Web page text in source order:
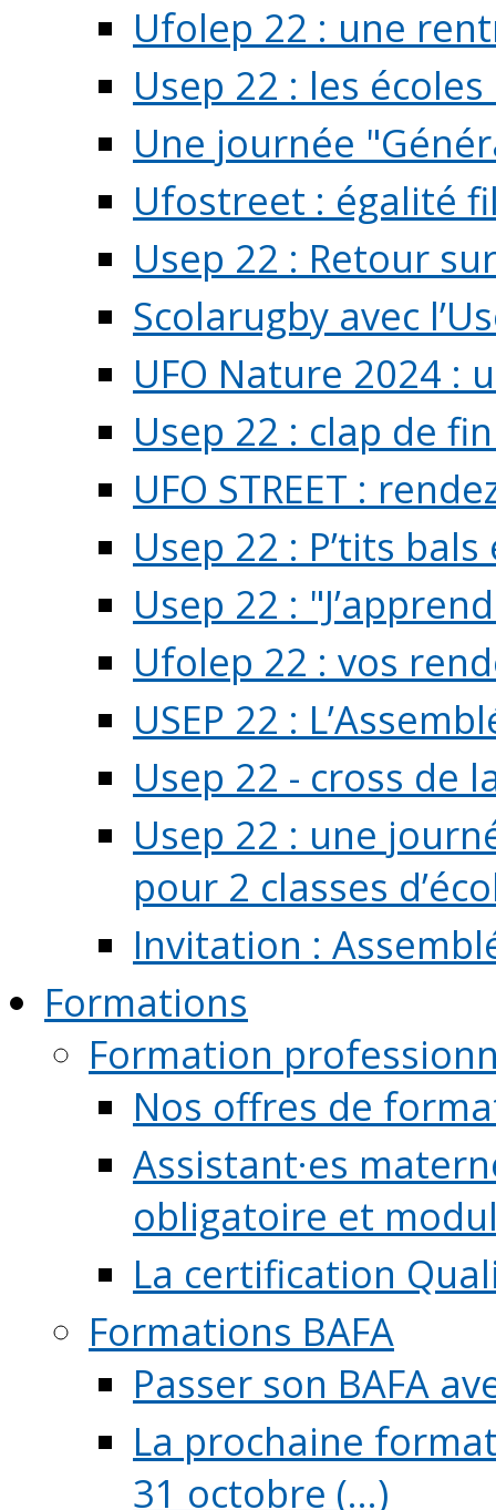
Ufolep 22 : une
Usep 22 : les
Une journée
Ufostreet : égalité
Usep 22 : Retour
Scolarugby avec
UFO Nature 2024 :
Usep 22 : clap de
UFO STREET :
Usep 22 : P’tits
Usep 22 :
Ufolep 22 : vos
USEP 22 :
Usep 22 - cross de
Usep 22 : une
pour 2 classes
Invitation :
Formations
Formation
Nos offres de
Assistant·es
obligatoire et
La certification
Formations BAFA
Passer son BAFA
La prochaine
31 octobre (...)